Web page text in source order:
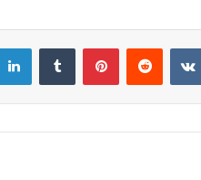
LinkedInTumblr PinterestReddit